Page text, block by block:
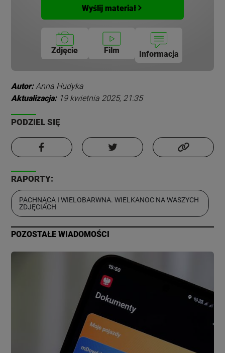
Wyślij materiał
Zdjęcie Film Informacja
Autor: Anna Hudyka
Aktualizacja: 19 kwietnia 2025, 21:35
PODZIEL SIĘ
RAPORTY:
PACHNĄCA I WIELOBARWNA. WIELKANOC NA WASZYCH
ZDJĘCIACH
POZOSTAŁE WIADOMOŚCI